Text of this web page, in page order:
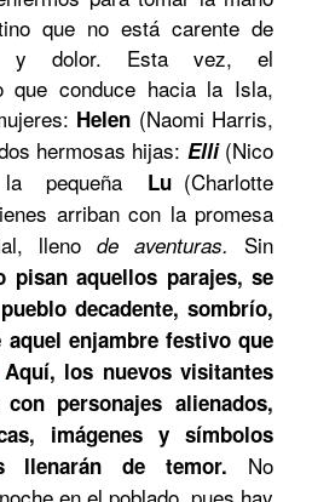
que no está carente de
y dolor. Esta vez, el
que conduce hacia la Isla,
Helen (Naomi Harris,
hermosas hijas: Elli (Nico
pequeña Lu (Charlotte
arriban con la promesa
lleno de aventuras. Sin
pisan aquellos parajes, se
decadente, sombrío,
enjambre festivo que
los nuevos visitantes
personajes alienados,
imágenes y símbolos
llenarán de temor. No